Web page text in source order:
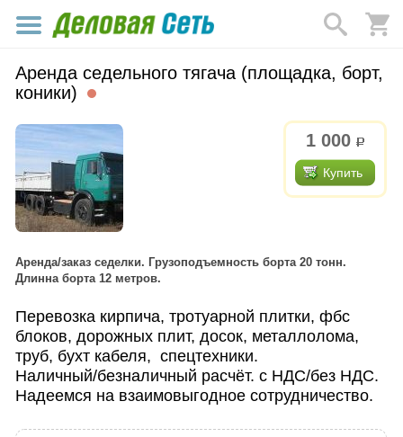
Аренда седельного тягача (площадка, борт,
коники)
1 000 р.
Купить
Аренда/заказ седелки. Грузоподъемность борта 20 тонн.
Длинна борта 12 метров.
Перевозка кирпича, тротуарной плитки, фбс
блоков, дорожных плит, досок, металлолома,
труб, бухт кабеля, спецтехники.
Наличный/безналичный расчёт. с НДС/без НДС.
Надеемся на взаимовыгодное сотрудничество.